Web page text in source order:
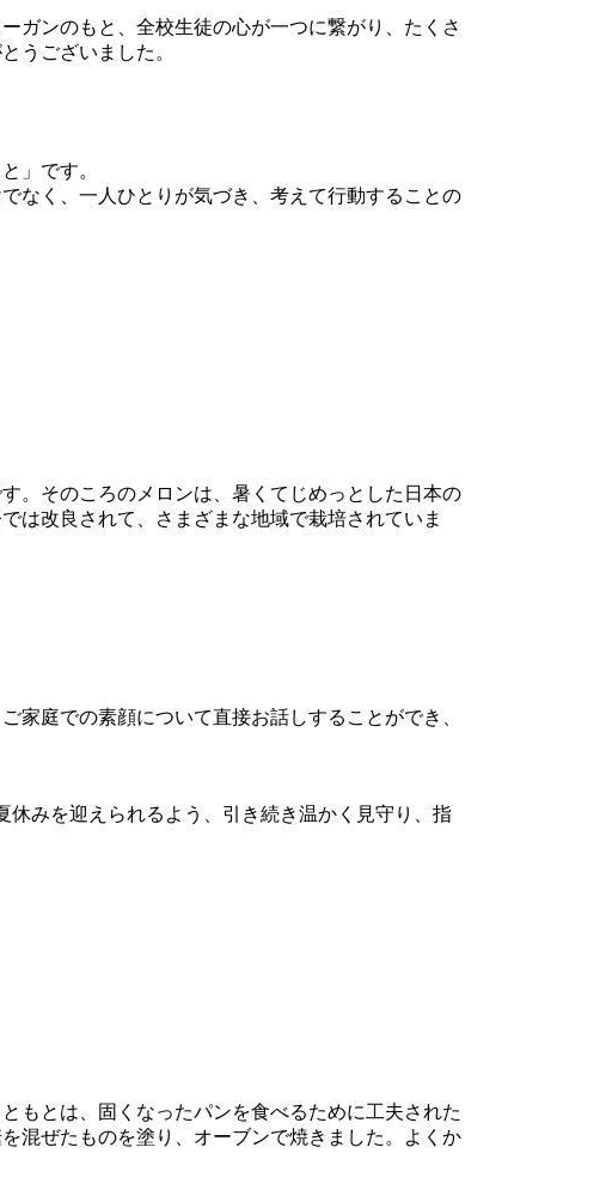
ガンのもと、全校生徒の心が一つに繋がり、たくさ
うございました。
」です。
なく、一人ひとりが気づき、考えて行動することの
。そのころのメロンは、暑くてじめっとした日本の
は改良されて、さまざまな地域で栽培されていま
庭での素顔について直接お話しすることができ、
みを迎えられるよう、引き続き温かく見守り、指
もとは、固くなったパンを食べるために工夫された
混ぜたものを塗り、オーブンで焼きました。よくか